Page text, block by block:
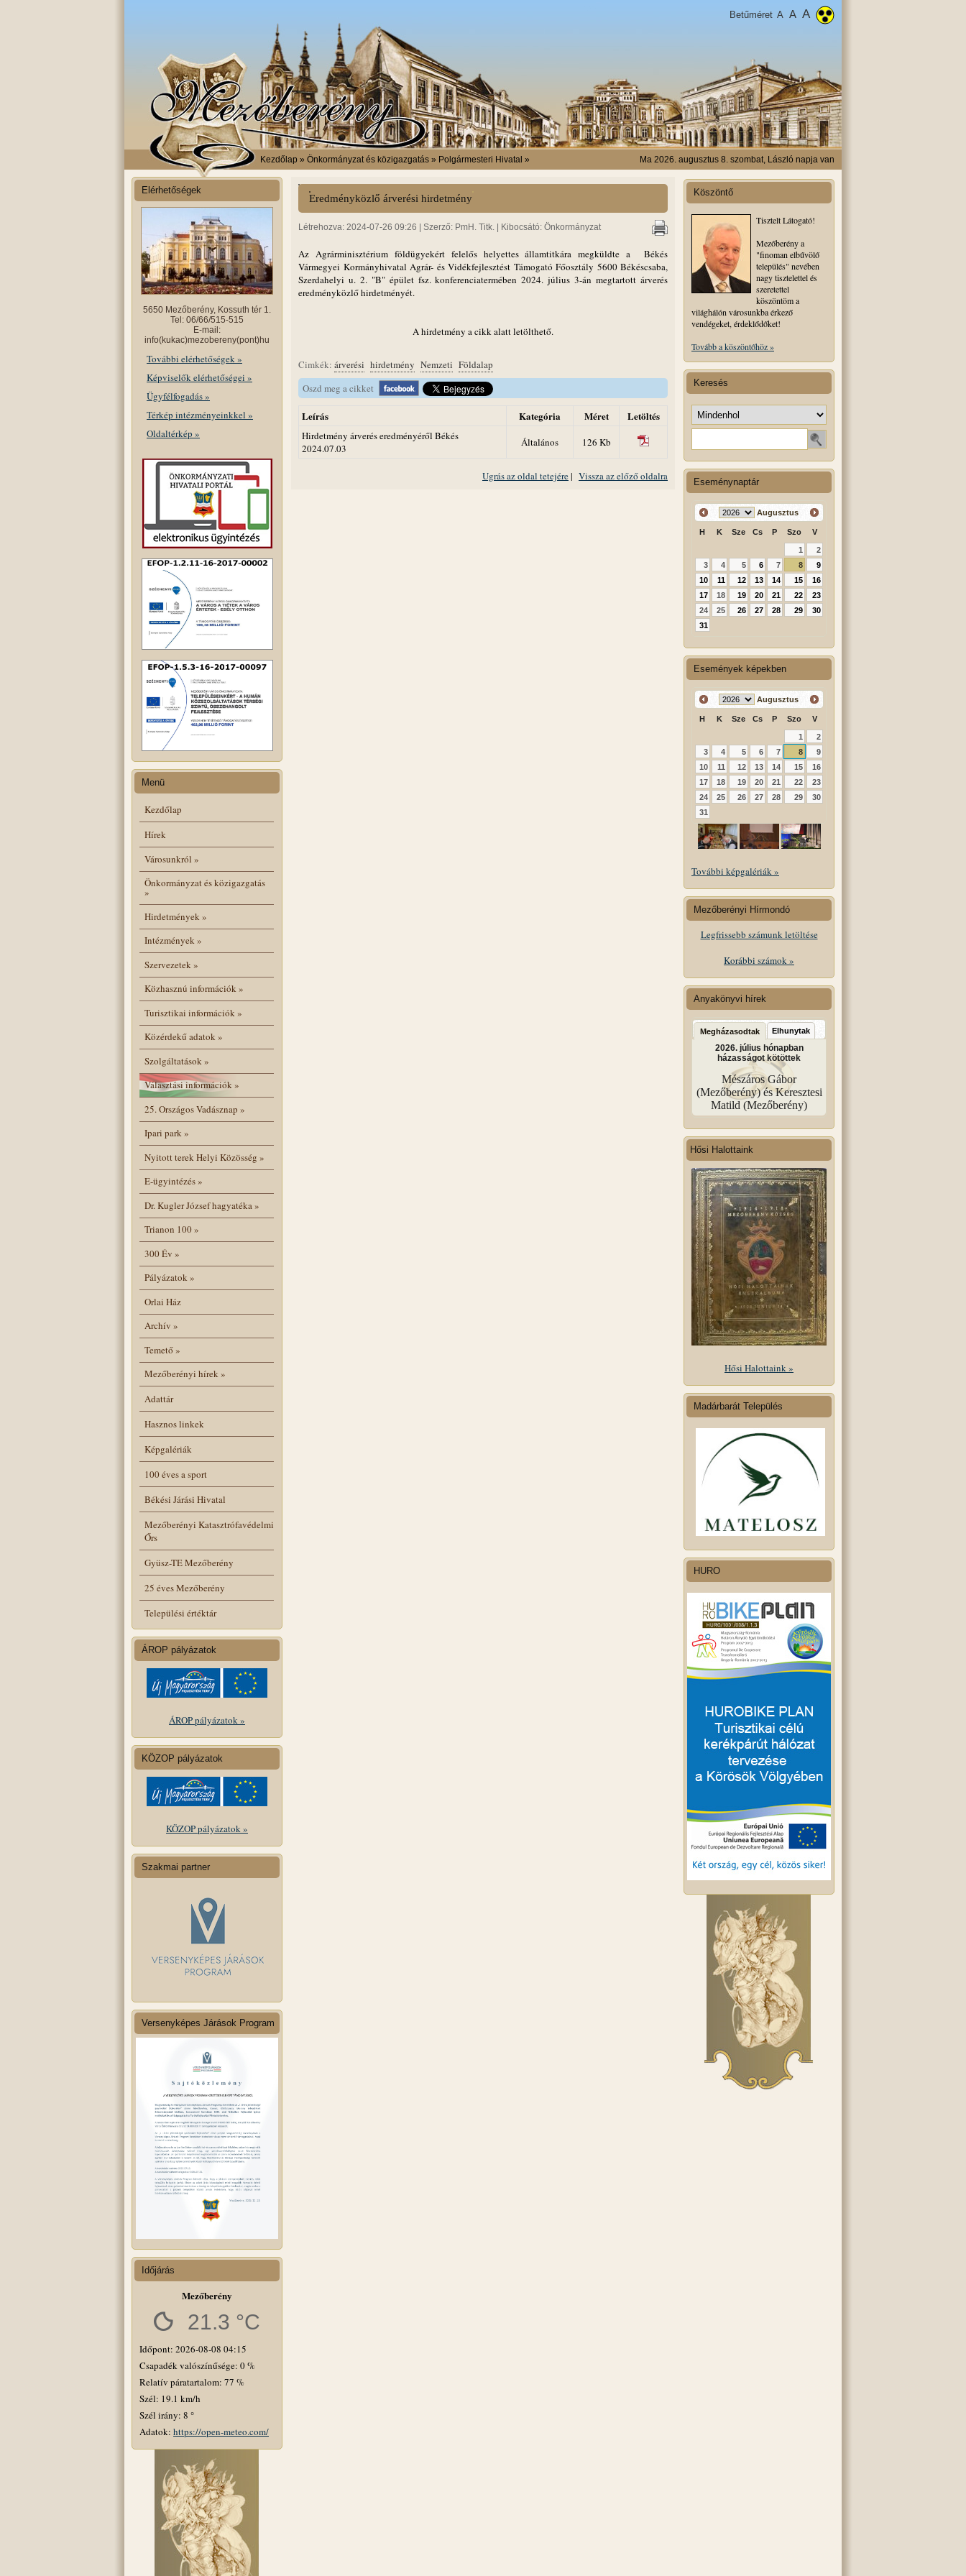
Betűméret A A A
Kezdőlap » Önkormányzat és közigazgatás » Polgármesteri Hivatal » Ma 2026. augusztus 8. szombat, László napja van
Elérhetőségek
5650 Mezőberény, Kossuth tér 1.
Tel: 06/66/515-515
E-mail:
info(kukac)mezobereny(pont)hu
További elérhetőségek »
Képviselők elérhetőségei »
Ügyfélfogadás »
Térkép intézményeinkkel »
Oldaltérkép »
Menü
Kezdőlap
Hírek
Városunkról »
Önkormányzat és közigazgatás
»
Hirdetmények»
Intézmények»
Szervezetek»
Közhasznú információk»
Turisztikai információk»
Közérdekű adatok»
Szolgáltatások»
Választási információk»
25. Országos Vadásznap »
Ipari park»
Nyitott terek Helyi Közösség »
E-ügyintézés»
Dr. Kugler József hagyatéka»
Trianon 100»
300 Év »
Pályázatok»
Orlai Ház
Archív »
Temető»
Mezőberényi hírek»
Adattár
Hasznos linkek
Képgalériák
100 éves a sport
Békési Járási Hivatal
Mezőberényi Katasztrófavédelmi
Őrs
Gyüsz-TE Mezőberény
25 éves Mezőberény
Települési értéktár
ÁROP pályázatok
ÁROP pályázatok »
KÖZOP pályázatok
KÖZOP pályázatok »
Szakmai partner
Versenyképes Járások Program
Időjárás
Mezőberény
21.3 °C
Időpont: 2026-08-08 04:15
Csapadék valószínűsége: 0 %
Relatív páratartalom: 77 %
Szél: 19.1 km/h
Szél irány: 8 °
Adatok: https://open-meteo.com/
Eredményközlő árverési hirdetmény
Létrehozva: 2024-07-26 09:26 | Szerző: PmH. Titk. | Kibocsátó: Önkormányzat
Az Agrárminisztérium földügyekért felelős helyettes államtitkára megküldte a Békés
Vármegyei Kormányhivatal Agrár- és Vidékfejlesztést Támogató Főosztály 5600 Békéscsaba,
Szerdahelyi u. 2. "B" épület fsz. konferenciatermében 2024. július 3-án megtartott árverés
eredményközlő hirdetményét.
A hirdetmény a cikk alatt letölthető.
Cimkék: árverési hirdetmény Nemzeti Földalap
Oszd meg a cikket
Leírás Kategória Méret Letöltés
Hirdetmény árverés eredményéről Békés
2024.07.03
Általános 126 Kb
Ugrás az oldal tetejére| Vissza az előző oldalra
Köszöntő
Tisztelt Látogató!
Mezőberény a
"finoman elbűvölő
település" nevében
nagy tisztelettel és
szeretettel
köszöntöm a
világhálón városunkba érkező
vendégeket, érdeklődőket!
Tovább a köszöntőhöz »
Keresés
Keresés helye
Eseménynaptár
Augusztus
H K Sze Cs P Szo V
1
2
3
4 5 6 7 8
9
10
11 12 13 14 15
16
17
18 19 20 21 22
23
24
25 26 27 28 29
30
31
Események képekben
Augusztus
H K Sze Cs P Szo V
1
2
3
4 5 6 7 8
9
10
11 12 13 14 15
16
17
18 19 20 21 22
23
24
25 26 27 28 29
30
31
További képgalériák »
Mezőberényi Hírmondó
Legfrissebb számunk letöltése
Korábbi számok »
Anyakönyvi hírek
Megházasodtak Elhunytak
2026. július hónapban
házasságot kötöttek
Mészáros Gábor
(Mezőberény) és Keresztesi
Matild (Mezőberény)
Hősi Halottaink
Hősi Halottaink »
Madárbarát Település
HURO